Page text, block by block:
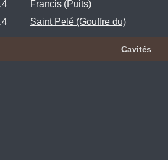
Francis (Puits)
Saint Pelé (Gouffre du)
Cavités